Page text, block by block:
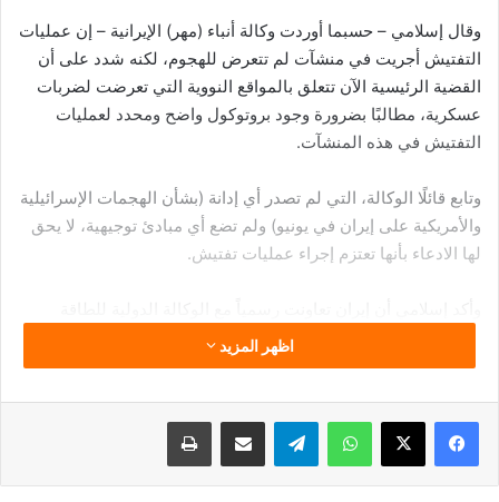
وقال إسلامي – حسبما أوردت وكالة أنباء (مهر) الإيرانية – إن عمليات
التفتيش أجريت في منشآت لم تتعرض للهجوم، لكنه شدد على أن
القضية الرئيسية الآن تتعلق بالمواقع النووية التي تعرضت لضربات
عسكرية، مطالبًا بضرورة وجود بروتوكول واضح ومحدد لعمليات
التفتيش في هذه المنشآت.
وتابع قائلًا الوكالة، التي لم تصدر أي إدانة (بشأن الهجمات الإسرائيلية
والأمريكية على إيران في يونيو) ولم تضع أي مبادئ توجيهية، لا يحق
لها الادعاء بأنها تعتزم إجراء عمليات تفتيش.
الذرية، لكن الوكالة لم تتخذ أي موقف رسمي أو إدانة أو إجراء
ملموس.
وشدد إسلامي على أن جميع المنشآت النووية الإيرانية مسجلة
بالكامل لدى الوكالة الدولية للطاقة الذرية وتخضع لإشرافها، موضحًا
اظهر المزيد
فيسبوك ‫X واتساب تيلقرام مشاركة عبر البريد طباعة